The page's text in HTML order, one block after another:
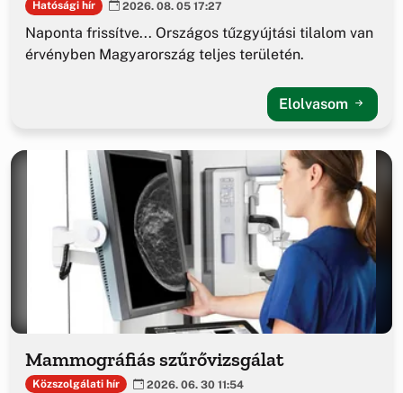
Hatósági hír 2026. 08. 05 17:27
Naponta frissítve... Országos tűzgyújtási tilalom van
érvényben Magyarország teljes területén.
Elolvasom
Mammográfiás szűrővizsgálat
Közszolgálati hír 2026. 06. 30 11:54